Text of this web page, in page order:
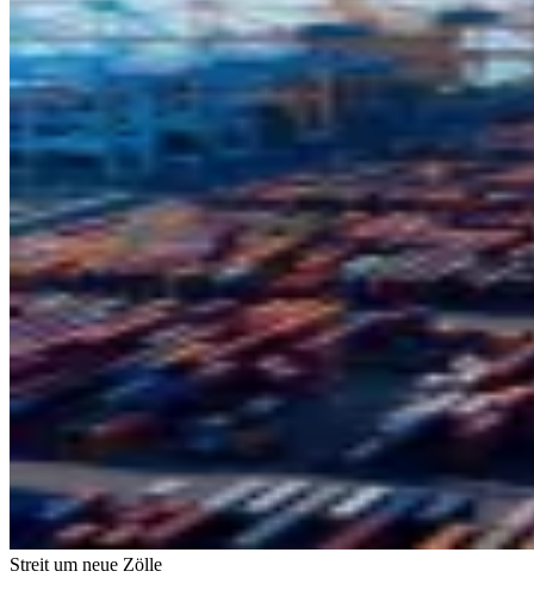
Streit um neue Zölle